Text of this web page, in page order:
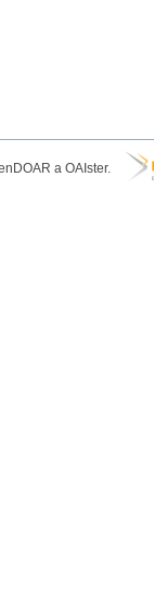
a OAIster.